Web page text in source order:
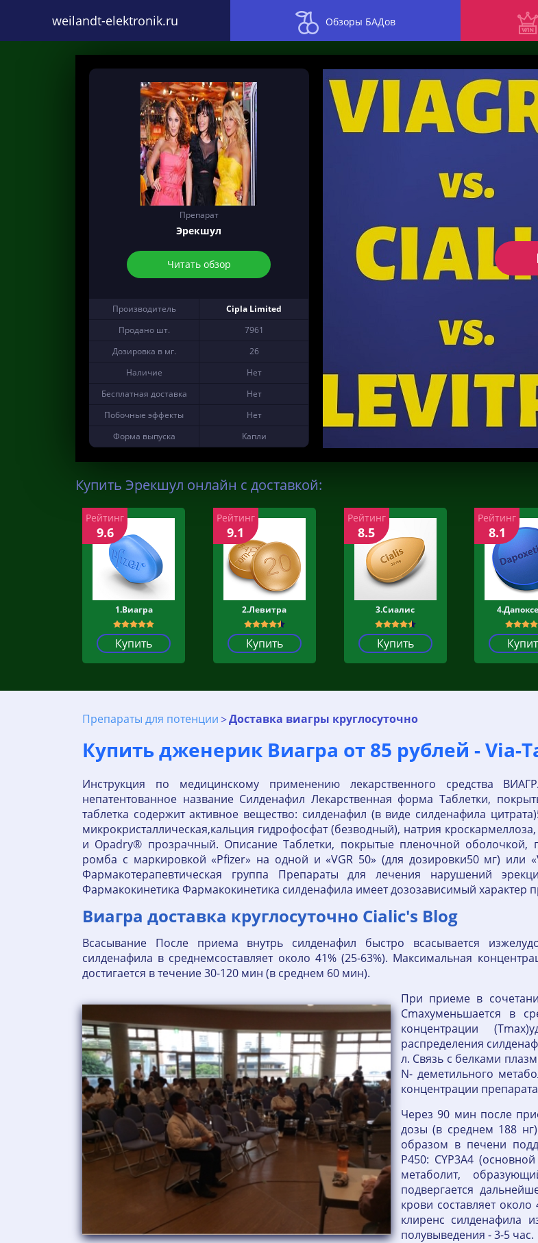
weilandt-elektronik.ru Обзоры БАДов
Препарат
Эрекшул
Читать обзор
Производитель
Cipla Limited
Продано шт.
7961
Дозировка в мг.
26
Наличие
Нет
Бесплатная доставка
Нет
Побочные эффекты
Нет
Форма выпуска
Капли
Купить Эрекшул онлайн с доставкой:
1.Виагра
Купить
Рейтинг
9.6
2.Левитра
Купить
Рейтинг
9.1
3.Сиалис
Купить
Рейтинг
8.5
Рейтинг
8.1
Препараты для потенции Доставка виагры круглосуточно
Купить дженерик Виагра от 85 рублей - Via-
Инструкция по медицинскому применению лекарственного средства
непатентованное название Силденафил Лекарственная форма Таблетки,
таблетка содержит активное вещество: силденафил (в виде силденафила
микрокристаллическая,кальция гидрофосфат (безводный), натрия
и Opadry® прозрачный. Описание Таблетки, покрытые пленочной оболочкой,
ромба с маркировкой «Pfizer» на одной и «VGR 50» (для дозировки50 мг) или
Фармакотерапевтическая группа Препараты для лечения нарушений
Фармакокинетика Фармакокинетика силденафила имеет дозозависимый характер
Виагра доставка круглосуточно Cialic's Blog
Всасывание После приема внутрь силденафил быстро всасывается
силденафила в среднемсоставляет около 41% (25-63%). Максимальная
достигается в течение 30-120 мин (в среднем 60 мин).
При приеме в
Cmaxуменьшается в
концентрации
распределения
л. Связь с белками
N- деметильного
концентрации
Через 90 мин после
дозы (в среднем 188
образом в печени
Р450: CYP3A4
метаболит,
подвергается
крови составляет
клиренс силденафила
полувыведения - 3-5 час.